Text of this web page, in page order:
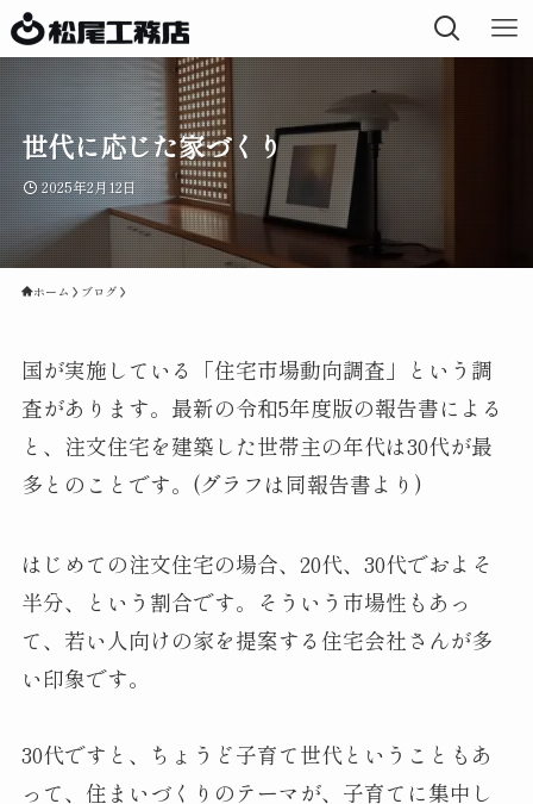
世代に応じた家づくり
2025年2月12日
ホーム ブログ
国が実施している「住宅市場動向調査」という調
査があります。最新の令和5年度版の報告書による
と、注文住宅を建築した世帯主の年代は30代が最
多とのことです。(グラフは同報告書より)
はじめての注文住宅の場合、20代、30代でおよそ
半分、という割合です。そういう市場性もあっ
て、若い人向けの家を提案する住宅会社さんが多
い印象です。
30代ですと、ちょうど子育て世代ということもあ
って、住まいづくりのテーマが、子育てに集中し